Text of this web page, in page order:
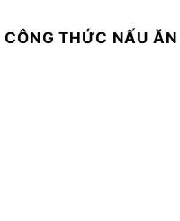
CÔNG THỨC NẤU ĂN